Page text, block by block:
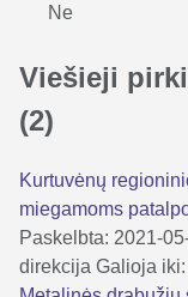
Ne
Viešieji
(2)
Kurtuvėnų
miegamoms
Paskelbta: 2021-
direkcija Galioja